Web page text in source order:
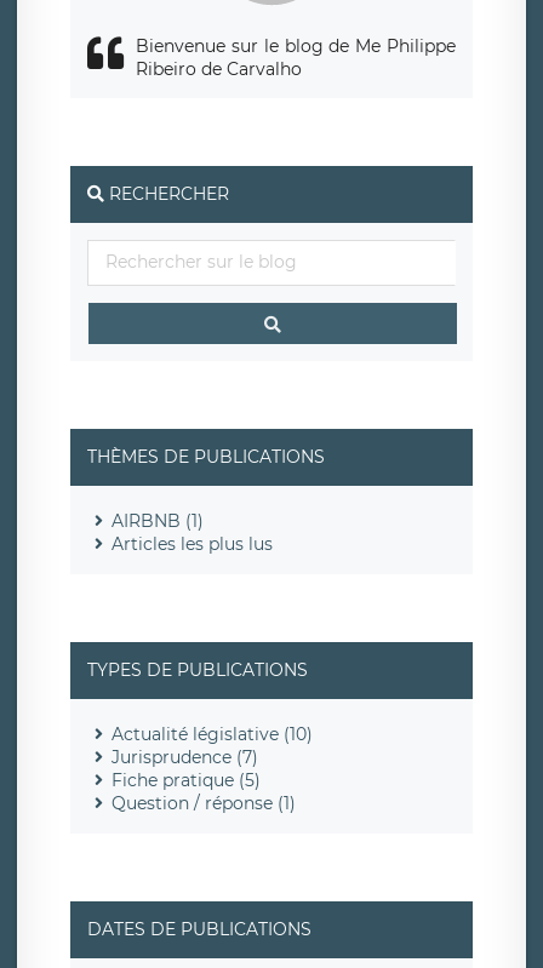
Bienvenue sur le blog de Me Philippe
Ribeiro de Carvalho
RECHERCHER
THÈMES DE PUBLICATIONS
AIRBNB (1)
Articles les plus lus
TYPES DE PUBLICATIONS
Actualité législative (10)
Jurisprudence (7)
Fiche pratique (5)
Question / réponse (1)
DATES DE PUBLICATIONS